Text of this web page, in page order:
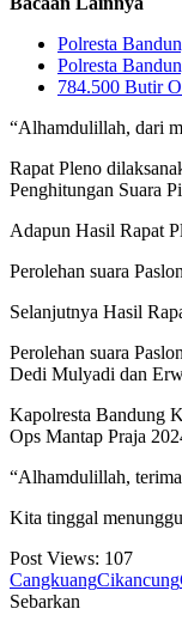
Polresta
Polresta
784.500 Butir
“Alhamdulillah, dari
Rapat Pleno
Penghitungan Suara
Adapun Hasil Rapat
Perolehan suara
Selanjutnya Hasil
Perolehan suara
Dedi Mulyadi dan
Kapolresta Bandung
Ops Mantap Praja
“Alhamdulillah, terima
Kita tinggal
Post Views: 107
CangkuangCikancung
Sebarkan